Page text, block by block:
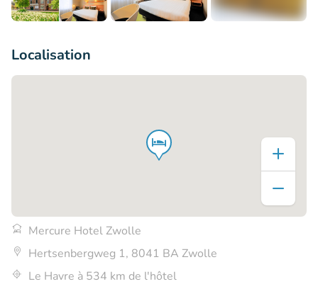
Localisation
Mercure Hotel Zwolle
Hertsenbergweg 1, 8041 BA Zwolle
Le Havre à 534 km de l'hôtel